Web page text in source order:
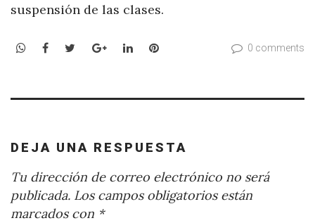
suspensión de las clases.
WhatsApp
Facebook
TwitterGoogle+LinkedInPinterest 0 comments
DEJA UNA RESPUESTA
Tu dirección de correo electrónico no será
publicada. Los campos obligatorios están
marcados con *